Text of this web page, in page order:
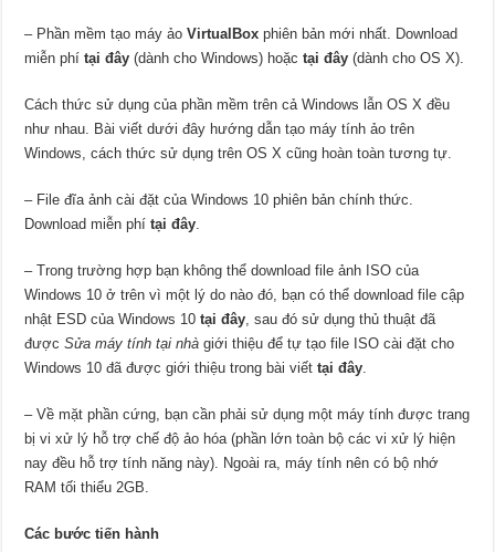
– Phần mềm tạo máy ảoVirtualBoxphiên bản mới nhất. Download
miễn phítại đây (dành cho Windows) hoặctại đây (dành cho OS X).
Cách thức sử dụng của phần mềm trên cả Windows lẫn OS X đều
như nhau. Bài viết dưới đây hướng dẫn tạo máy tính ảo trên
Windows, cách thức sử dụng trên OS X cũng hoàn toàn tương tự.
– File đĩa ảnh cài đặt của Windows 10 phiên bản chính thức.
Download miễn phítại đây
– Trong trường hợp bạn không thể download file ảnh ISO của
Windows 10 ở trên vì một lý do nào đó, bạn có thể download file cập
nhật ESD của Windows 10tại đây , sau đó sử dụng thủ thuật đã
đượcSửa máy tính tại nhàgiới thiệu để tự tạo file ISO cài đặt cho
Windows 10 đã được giới thiệu trong bài viếttại đây
– Về mặt phần cứng, bạn cần phải sử dụng một máy tính được trang
bị vi xử lý hỗ trợ chế độ ảo hóa (phần lớn toàn bộ các vi xử lý hiện
nay đều hỗ trợ tính năng này). Ngoài ra, máy tính nên có bộ nhớ
RAM tối thiểu 2GB.
Các bước tiến hành